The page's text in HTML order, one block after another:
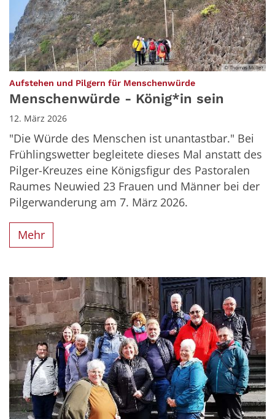
© Thomas Müller
Aufstehen und Pilgern für Menschenwürde:
Menschenwürde - König*in sein
12. März 2026
"Die Würde des Menschen ist unantastbar." Bei
Frühlingswetter begleitete dieses Mal anstatt des
Pilger-Kreuzes eine Königsfigur des Pastoralen
Raumes Neuwied 23 Frauen und Männer bei der
Pilgerwanderung am 7. März 2026.
Mehr